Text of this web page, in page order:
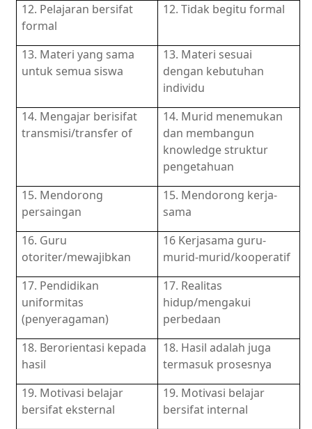
12. Pelajaran bersifat
formal
12. Tidak begitu formal
13. Materi yang sama
untuk semua siswa
13. Materi sesuai
dengan kebutuhan
individu
14. Mengajar berisifat
transmisi/transfer of
14. Murid menemukan
dan membangun
knowledge struktur
pengetahuan
15. Mendorong
persaingan
15. Mendorong kerja-
sama
16. Guru
otoriter/mewajibkan
16 Kerjasama guru-
murid-murid/kooperatif
17. Pendidikan
uniformitas
(penyeragaman)
17. Realitas
hidup/mengakui
perbedaan
18. Berorientasi kepada
hasil
18. Hasil adalah juga
termasuk prosesnya
19. Motivasi belajar
bersifat eksternal
19. Motivasi belajar
bersifat internal